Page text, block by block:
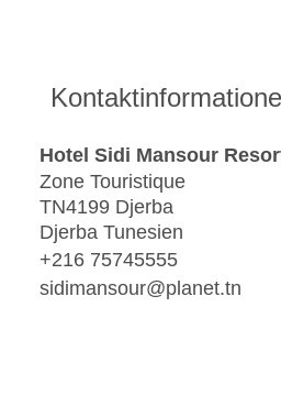
Hotel Sidi Mansour
Zone Touristique
TN4199 Djerba
Djerba Tunesien
+216 75745555
sidimansour@planet.tn